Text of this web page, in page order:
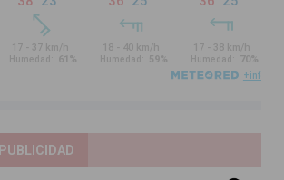
PUBLICIDAD